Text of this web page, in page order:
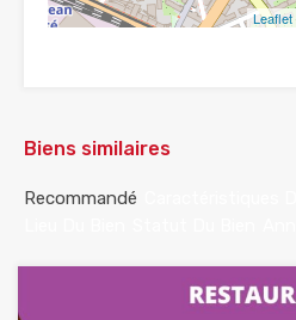
Leaflet
Biens similaires
Recommandé